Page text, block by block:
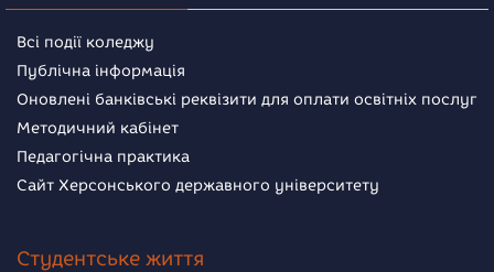
Всі події коледжу
Публічна інформація
Оновлені банківські реквізити для оплати освітніх послуг
Методичний кабінет
Педагогічна практика
Сайт Херсонського державного університету
Студентське життя